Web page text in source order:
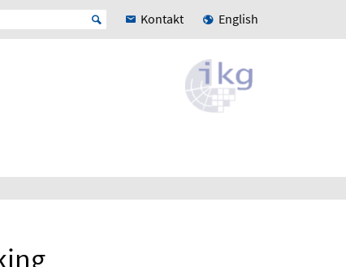
Kontakt English